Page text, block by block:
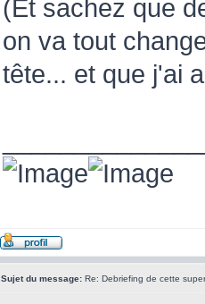
(Et sachez que
on va tout
tête... et que j'ai
Sujet du message: Re: Debriefing de cette